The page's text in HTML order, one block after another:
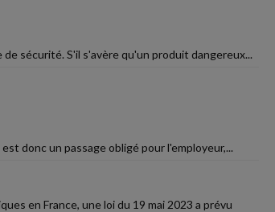
sécurité. S'il s'avère qu'un produit dangereux...
donc un passage obligé pour l'employeur,...
en France, une loi du 19 mai 2023 a prévu